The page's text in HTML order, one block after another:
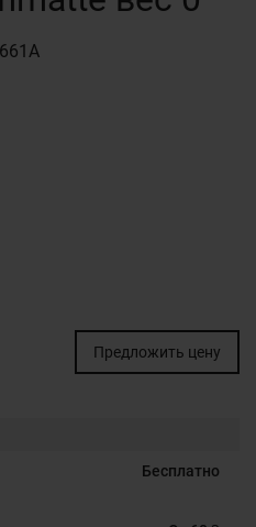
Предложить цену
Бесплатно